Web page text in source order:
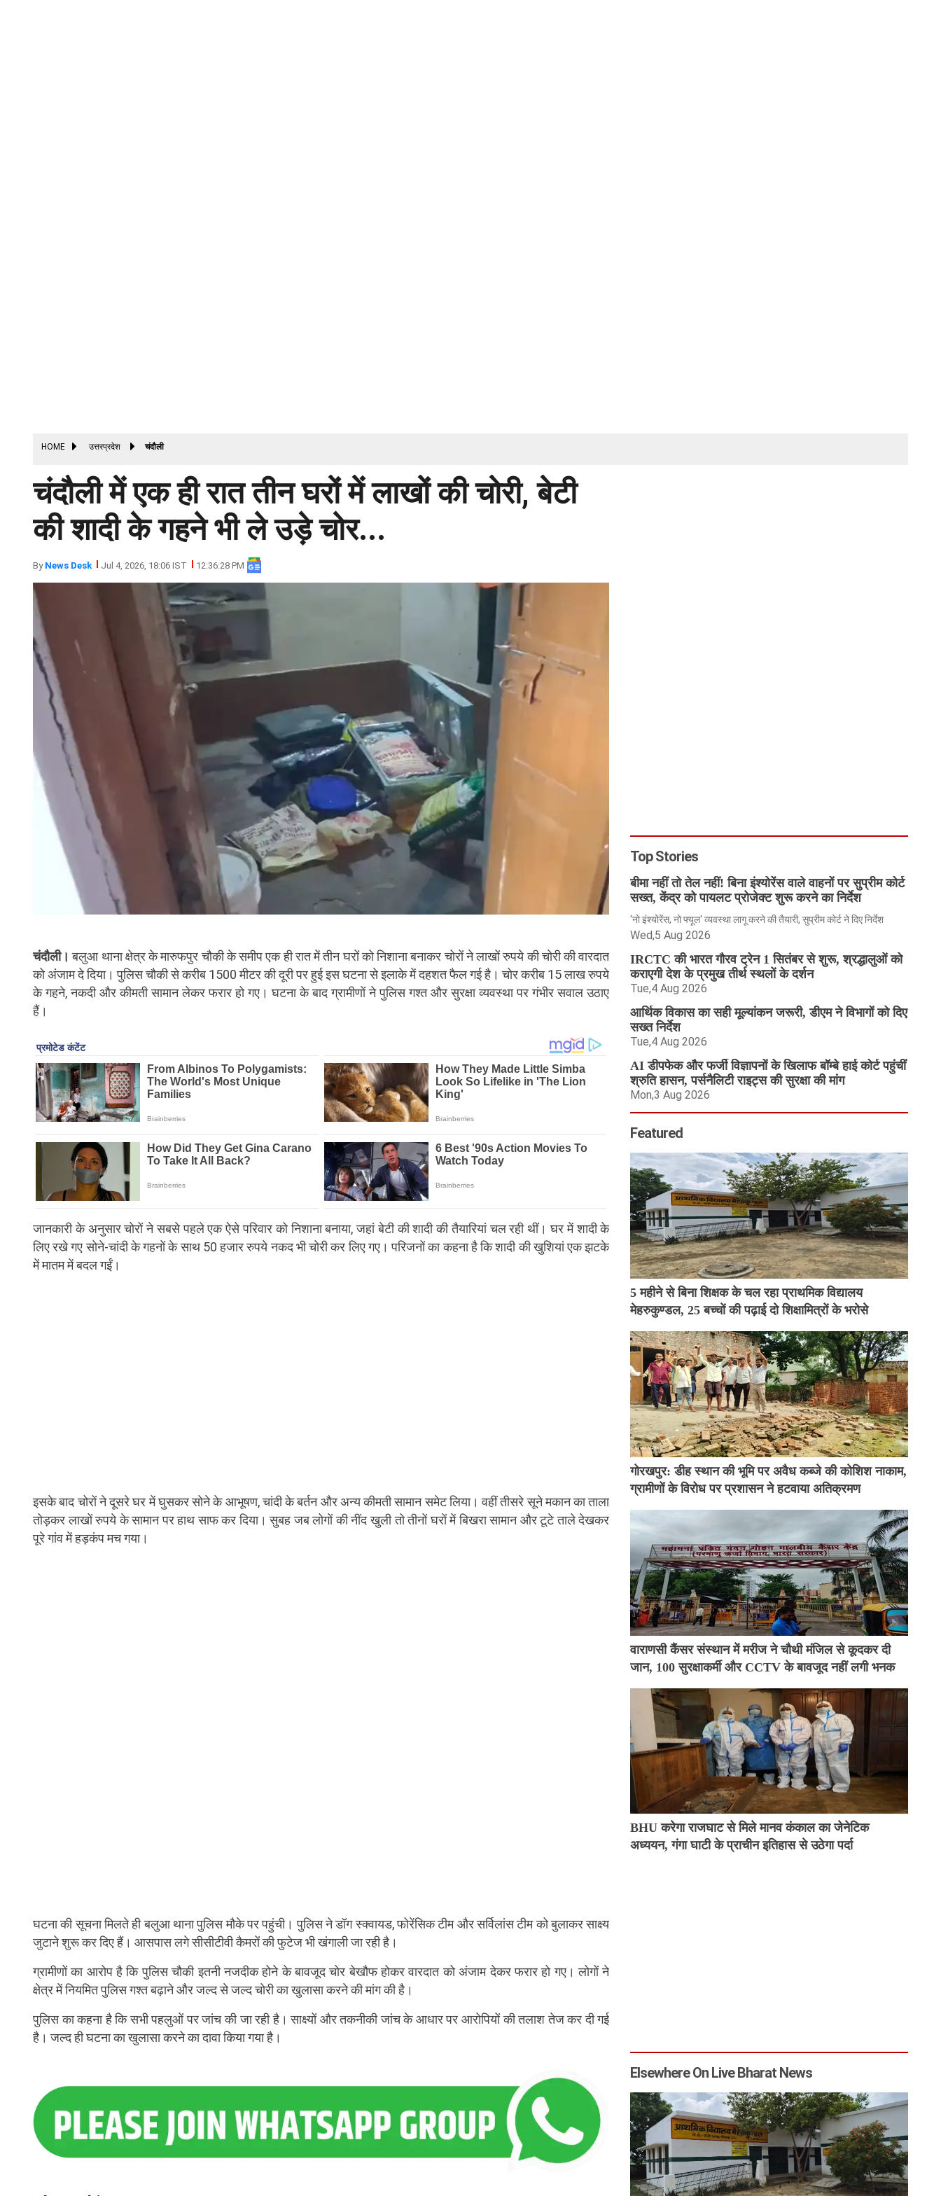
HOME उत्तरप्रदेश चंदौली
चंदौली में एक ही रात तीन घरों में लाखों की चोरी, बेटी
की शादी के गहने भी ले उड़े चोर...
By News Desk Jul 4, 2026, 18:06 IST 12:36:28 PM
चंदौली। बलुआ थाना क्षेत्र के मारुफपुर चौकी के समीप एक ही रात में तीन घरों को निशाना बनाकर चोरों ने लाखों रुपये की चोरी की वारदात
को अंजाम दे दिया। पुलिस चौकी से करीब 1500 मीटर की दूरी पर हुई इस घटना से इलाके में दहशत फैल गई है। चोर करीब 15 लाख रुपये
के गहने, नकदी और कीमती सामान लेकर फरार हो गए। घटना के बाद ग्रामीणों ने पुलिस गश्त और सुरक्षा व्यवस्था पर गंभीर सवाल उठाए
हैं।
जानकारी के अनुसार चोरों ने सबसे पहले एक ऐसे परिवार को निशाना बनाया, जहां बेटी की शादी की तैयारियां चल रही थीं। घर में शादी के
लिए रखे गए सोने-चांदी के गहनों के साथ 50 हजार रुपये नकद भी चोरी कर लिए गए। परिजनों का कहना है कि शादी की खुशियां एक झटके
में मातम में बदल गईं।
इसके बाद चोरों ने दूसरे घर में घुसकर सोने के आभूषण, चांदी के बर्तन और अन्य कीमती सामान समेट लिया। वहीं तीसरे सूने मकान का ताला
तोड़कर लाखों रुपये के सामान पर हाथ साफ कर दिया। सुबह जब लोगों की नींद खुली तो तीनों घरों में बिखरा सामान और टूटे ताले देखकर
पूरे गांव में हड़कंप मच गया।
घटना की सूचना मिलते ही बलुआ थाना पुलिस मौके पर पहुंची। पुलिस ने डॉग स्क्वायड, फोरेंसिक टीम और सर्विलांस टीम को बुलाकर साक्ष्य
जुटाने शुरू कर दिए हैं। आसपास लगे सीसीटीवी कैमरों की फुटेज भी खंगाली जा रही है।
ग्रामीणों का आरोप है कि पुलिस चौकी इतनी नजदीक होने के बावजूद चोर बेखौफ होकर वारदात को अंजाम देकर फरार हो गए। लोगों ने
क्षेत्र में नियमित पुलिस गश्त बढ़ाने और जल्द से जल्द चोरी का खुलासा करने की मांग की है।
पुलिस का कहना है कि सभी पहलुओं पर जांच की जा रही है। साक्ष्यों और तकनीकी जांच के आधार पर आरोपियों की तलाश तेज कर दी गई
है। जल्द ही घटना का खुलासा करने का दावा किया गया है।
Top Stories
बीमा नहीं तो तेल नहीं! बिना इंश्योरेंस वाले वाहनों पर सुप्रीम कोर्ट
सख्त, केंद्र को पायलट प्रोजेक्ट शुरू करने का निर्देश
'नो इंश्योरेंस, नो फ्यूल' व्यवस्था लागू करने की तैयारी, सुप्रीम कोर्ट ने दिए निर्देश
Wed,5 Aug 2026
IRCTC की भारत गौरव ट्रेन 1 सितंबर से शुरू, श्रद्धालुओं को
कराएगी देश के प्रमुख तीर्थ स्थलों के दर्शन
Tue,4 Aug 2026
आर्थिक विकास का सही मूल्यांकन जरूरी, डीएम ने विभागों को दिए
सख्त निर्देश
Tue,4 Aug 2026
AI डीपफेक और फर्जी विज्ञापनों के खिलाफ बॉम्बे हाई कोर्ट पहुंचीं
श्रुति हासन, पर्सनैलिटी राइट्स की सुरक्षा की मांग
Mon,3 Aug 2026
Featured
5 महीने से बिना शिक्षक के चल रहा प्राथमिक विद्यालय
मेहरुकुण्डल, 25 बच्चों की पढ़ाई दो शिक्षामित्रों के भरोसे
गोरखपुर: डीह स्थान की भूमि पर अवैध कब्जे की कोशिश नाकाम,
ग्रामीणों के विरोध पर प्रशासन ने हटवाया अतिक्रमण
वाराणसी कैंसर संस्थान में मरीज ने चौथी मंजिल से कूदकर दी
जान, 100 सुरक्षाकर्मी और CCTV के बावजूद नहीं लगी भनक
BHU करेगा राजघाट से मिले मानव कंकाल का जेनेटिक
अध्ययन, गंगा घाटी के प्राचीन इतिहास से उठेगा पर्दा
Elsewhere On Live Bharat News